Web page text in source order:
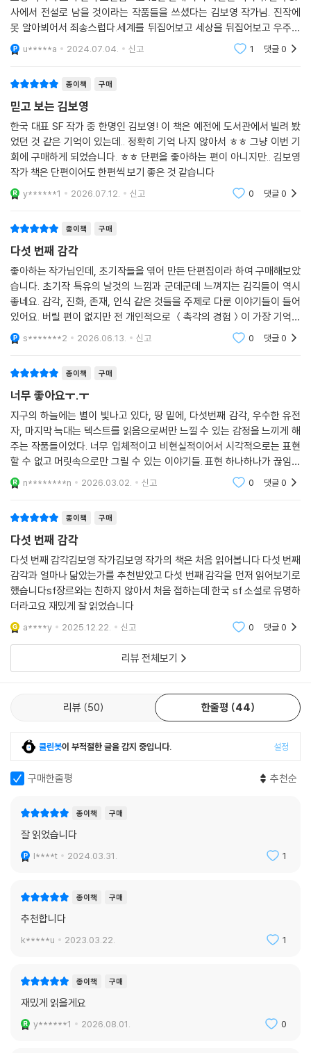
만 읽는 동안에도 여전히 대한민국의 표준적인 아파트 안인 것처럼 보이는
곳에서 막 끓인 찌개를 상에 가져다 놓는 한국 여자의 모습이 대놓고 드러
나 있어 장르 설정을 온전하게 읽는 것을 방해한다.
이를 넘어선다면? 해방감이 기다린다. 우리 세계와 허구 세계와의 연속성
은 신경 쓰지 않아도 된다. 더 이상 세상의 중심을 다른 어딘가에 두지 않아
도 된다. 우리는 당연히 우리 세계의 주인공이다. 번역을 통해 김보영의 작
품들을 읽는 해외 독자들이 이 해방감을 얼마나 이해할지 종종 궁금해진
다. 이들은 이 당연함이 결코 당연하지 않다는 것을 눈치채지 못할 수도 있
다. 오히려 이것이 일부러 낯선 세계에서 시작하며 독자들을 낯설게 하는
효과라고 생각할지도 모른다.
이 일상적인 세계의 설정은 중요하다. 이 책에 실린 단편들 상당수는 우리
가 당연한 정상성이라고 여기는 것을 뒤집는 형식을 취하기 때문에.
이를 보여주는 대표적인 작품이 〈다섯 번째 감각〉이다. 〈땅 밑에〉보다 더 시
치미를 뚝 떼고 현대 한국의 일상공간인 척하는 공간에서 시작되는 이야기
다. 교통사고로 죽은 언니와 관련된 미스터리를 파헤치는 동생의 추적담이
다. 영화와 같은 영상매체를 통했다면 우린 이 세계가 우리가 사는 곳과 완
이를 확인하는 데에는 시간이 조금 더 걸린다. 시청각 정보와는 달리 언어
는 독자에게 전달하고 싶은 정보를 훨씬 효과적으로 은폐한다.
이 세계는 거의 모든 사람들이 소리를 듣지 못하는 농인인 곳이다. 지금까
지 사람들은 수화로 대화를 나누고 있었고 제목의 〈다섯 번째 감각〉은 청각
이다. 그리고 귀가 들리기 시작한 주인공에게 음악과 소리는 거의 코스믹
호러스러운 공포와 경외감으로 다가온다. 아무것도 아닌 척 시치미 뚝 떼
고 열린 뒤집힌 세계가 장엄한 팡파르와 함께 다시 뒤집힌다.
허버트 조지 웰스가 《눈먼 자들의 나라》에서 그랬던 것처럼 우리가 비정상
이라고 생각하는 것이 정상이 된 세계가 어떻게 만들어졌는지 처음부터 설
명하는 방법도 있었을 것이다. 하지만 유일하게 눈이 보이는 외지인 남자
를 주인공으로 전개되는 웰스의 이야기는 김보영의 이야기가 주는 새로움
과 충격이 없다. 어느 지점에서 시작하는가는 이렇게 중요하다.
〈지구의 하늘에는 별이 빛나고 있다〉 역시 뒤집힘의 이야기다. 이 단편은
어느 정도 패를 까고 시작한다. 소설 속 사람들이 특수기면증이라고 부르
는 증상이 ‘잠’이라는 것, 이 세계에서 잠을 자는 사람이 소수라는 사실을
눈치채기까지는 그리 오랜 시간이 걸리지 않는다. 이것만으로도 충분히 이
야기가 만들어지므로 여기서 멈추어도 된다. 하지만 이야기는 이 뒤집힌
세계의 경계선을 조금씩 넓혀간다. 그리고 그 팽창의 속도는 이야기가 끝
은하계 전체로 넓어지면서 끝이 난다. 이 세계의 작은 지역은 낸시 크레스
씩 거쳐 갔다. 하지만 이들을 하나의 곡선으로 연결하는 것은 전혀 다른 일
〈우수한 유전자〉, 〈스크립터〉는 이 뒤집음을 반전으로 이용한다. 〈우수한
유전자〉의 경우는 제목만 봐도 그 반전이 무엇인지 짐작할 수 있다. 적어도
지금 이 장르 동네에서 멀쩡한 정신으로 글을 쓰는 사람은 제목의 문장을
많은 독자가 이 이야기에 반전이 있다는 사실도 눈치채지 못했다는 건 이
도, 이하도 아니다. 〈스크립터〉에 대해서는 말을 아끼고 싶다. 혹시나 실수
로라도 작품을 읽지 않고 여기로 들어온 독자의 즐거움을 망치고 싶지 않
겐 그럴 수도 있겠다. 하지만 훌륭한 반전을 만드는 건 과정과 논리의 아름
가 완결되는 순간에 가깝다. 그 결말이 아름다운 이유는 독자들이 페이지
를 넘기며 따라간 발견의 여정을 거치는 동안 완벽하게 설득되었기 때문이
사에서 전설로 남을 것이라는 작품들을 쓰셨다는 김보영 작가님. 진작에
못 알아뵈어서 죄송스럽다.세계를 뒤집어보고 세상을 뒤집어보고 우주도
뒤집어보는 이야기들. 첫 작품 ＜지구의 하늘에는 별이 빛나고 있다＞부
터 너무 놀라웠다
u*****a 2024.07.04. 신고 1 댓글0
종이책 구매
믿고 보는 김보영
한국 대표 SF 작가 중 한명인 김보영! 이 책은 예전에 도서관에서 빌려 봤
었던 것 같은 기억이 있는데.. 정확히 기억 나지 않아서 ㅎㅎ 그냥 이번 기
회에 구매하게 되었습니다. ㅎㅎ 단편을 좋아하는 편이 아니지만.. 김보영
작가 책은 단편이어도 한편씩 보기 좋은 것 같습니다
y******1 2026.07.12. 신고 0 댓글0
종이책 구매
다섯 번째 감각
좋아하는 작가님인데, 초기작들을 엮어 만든 단편집이라 하여 구매해보았
습니다. 초기작 특유의 날것의 느낌과 군데군데 느껴지는 김긱들이 역시
좋네요. 감각, 진화, 존재, 인식 같은 것들을 주제로 다룬 이야기들이 들어
있어요. 버릴 편이 없지만 전 개인적으로 ＜촉각의 경험＞이 가장 기억에
남습니다.
s*******2 2026.06.13. 신고 0 댓글0
종이책 구매
너무 좋아요ㅜ.ㅜ
지구의 하늘에는 별이 빛나고 있다, 땅 밑에, 다섯번째 감각, 우수한 유전
자, 마지막 늑대는 텍스트를 읽음으로써만 느낄 수 있는 감정을 느끼게 해
주는 작품들이었다. 너무 입체적이고 비현실적이어서 시각적으로는 표현
할 수 없고 머릿속으로만 그릴 수 있는 이야기들. 표현 하나하나가 끊임없
이 상상력을 불러 일으키고 상황을 예측하게 만든다. 큰따옴표가 쓰이지
않는데 인물들이 말
n********n 2026.03.02. 신고 0 댓글0
종이책 구매
다섯 번째 감각
다섯 번째 감각김보영 작가김보영 작가의 책은 처음 읽어봅니다 다섯 번째
감각과 얼마나 닮았는가를 추천받았고 다섯 번째 감각을 먼저 읽어보기로
했습니다sf장르와는 친하지 않아서 처음 접하는데 한국 sf 소설로 유명하
더라고요 재밌게 잘 읽었습니다
a****y 2025.12.22. 신고 0 댓글0
리뷰 전체보기
리뷰 50 한줄평 44
클린봇이 부적절한 글을 감지 중입니다. 설정
구매한줄평 추천순
종이책 구매
잘 읽었습니다
l****t 2024.03.31. 1
종이책 구매
추천합니다
k*****u 2023.03.22. 1
종이책 구매
재밌게 읽을게요
y******1 2026.08.01. 0